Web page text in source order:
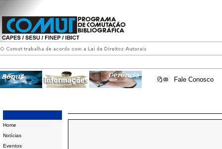
Fale Conosco
Home
Notícias
Eventos